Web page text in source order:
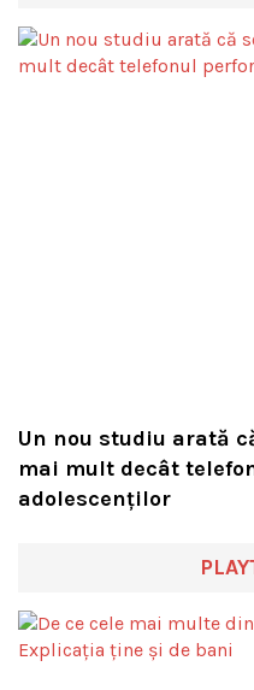
Un nou studiu arată
mai mult decât
adolescenților